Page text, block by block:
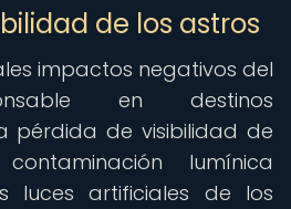
de los astros
impactos negativos del
en destinos
pérdida de visibilidad de
lumínica
luces artificiales de los